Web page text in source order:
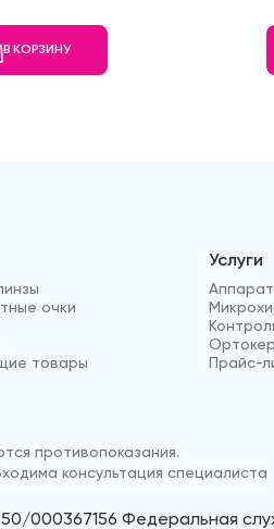
В КОРЗИНУ
очки
товары
Услуги
Прайс-
противопоказания.
консультация специалиста
000367156 Федеральная